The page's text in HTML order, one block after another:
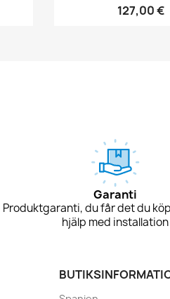
127,00 €
Garanti
Produktgaranti, du får det du
hjälp med installation